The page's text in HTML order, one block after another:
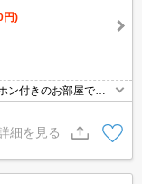
円)
ン付きのお部屋で
リティ面はもちろん
せん。
細を見る